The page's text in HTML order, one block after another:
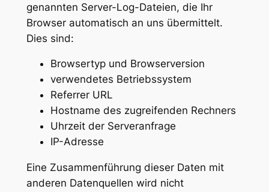
genannten Server-Log-Dateien, die Ihr
Browser automatisch an uns übermittelt.
Dies sind:
Browsertyp und Browserversion
verwendetes Betriebssystem
Referrer URL
Hostname des zugreifenden Rechners
Uhrzeit der Serveranfrage
IP-Adresse
Eine Zusammenführung dieser Daten mit
anderen Datenquellen wird nicht